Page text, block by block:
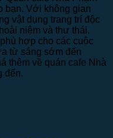
bạn. Với không gian
vật dụng trang trí độc
niệm và thư thái.
hợp cho các cuộc
từ sáng sớm đến
thêm về quán cafe Nhà
đến.